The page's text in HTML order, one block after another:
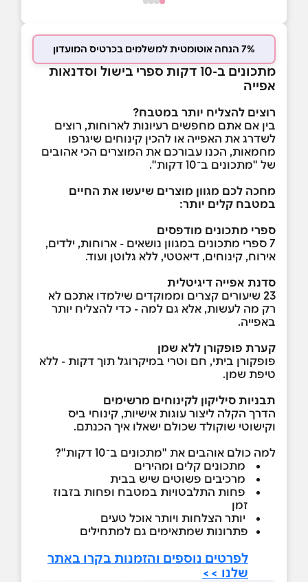
7% הנחה אוטומטית למשלמים בכרטיס המועדון
מתכונים ב-10 דקות ספרי בישול וסדנאות
אפייה
רוצים להצליח יותר במטבח?
בין אם אתם מחפשים רעיונות לארוחות, רוצים
לשדרג את האפייה או להכין קינוחים שיגרפו
מחמאות, הכנו עבורכם את המוצרים הכי אהובים
של "מתכונים ב־10 דקות".
מחכה לכם מגוון מוצרים שיעשו את החיים
במטבח קלים יותר:
ספרי מתכונים מודפסים
7 ספרי מתכונים במגוון נושאים - ארוחות, ילדים,
אירוח, קינוחים, דיאטטי, ללא גלוטן ועוד.
סדנת אפייה דיגיטלית
23 שיעורים קצרים וממוקדים שילמדו אתכם לא
רק מה לעשות, אלא גם למה - כדי להצליח יותר
באפייה.
קערת פופקורן ללא שמן
פופקורן ביתי, חם וטרי במיקרוגל תוך דקות - ללא
טיפת שמן.
תבניות סיליקון לקינוחים מרשימים
הדרך הקלה ליצור עוגות אישיות, קינוחי ביס
וקישוטי שוקולד שכולם ישאלו איך הכנתם.
למה כולם אוהבים את "מתכונים ב־10 דקות"?
מתכונים קלים ומהירים
מרכיבים פשוטים שיש בבית
פחות התלבטויות במטבח ופחות בזבוז
זמן
יותר הצלחות ויותר אוכל טעים
פתרונות שמתאימים גם למתחילים
לפרטים נוספים והזמנות בקרו באתר
שלנו >>